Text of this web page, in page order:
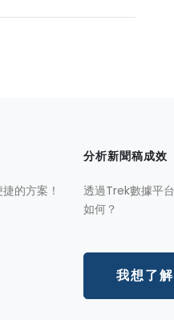
的方案！
分析新聞稿成效
透過Trek數據平
如何？
我想了解